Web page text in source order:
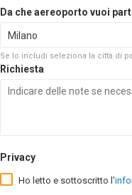
Da che aereoporto vuoi
Milano
Se lo includi seleziona la città di
Richiesta
Privacy
Ho letto e sottoscritto l'